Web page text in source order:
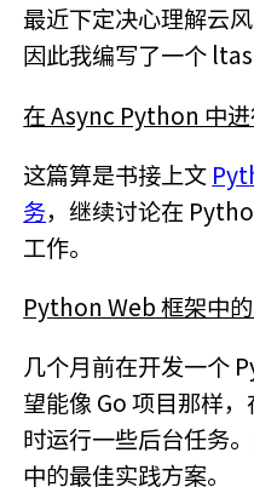
最近下定决心理解云
因此我编写了一个
在 Async Python 中
这篇算是书接上文
务，继续讨论在
工作。
Python Web 框架中
几个月前在开发一个
望能像 Go 项目那样
时运行一些后台任务
中的最佳实践方案。